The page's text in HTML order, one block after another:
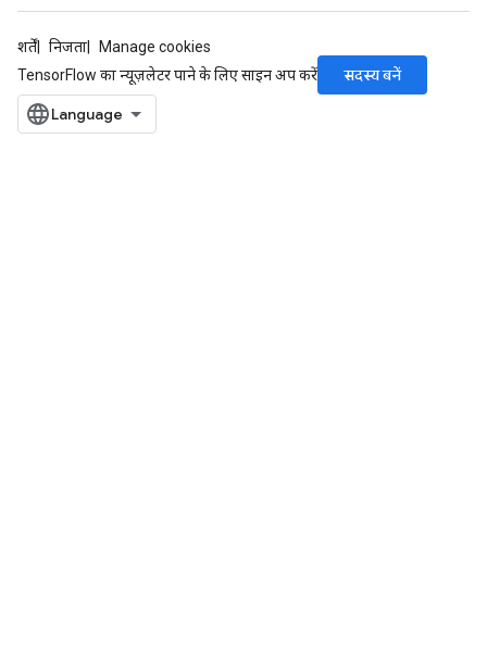
शर्तें निजता
Manage cookies
TensorFlow का न्यूज़लेटर पाने के लिए साइन अप करें
सदस्य बनें